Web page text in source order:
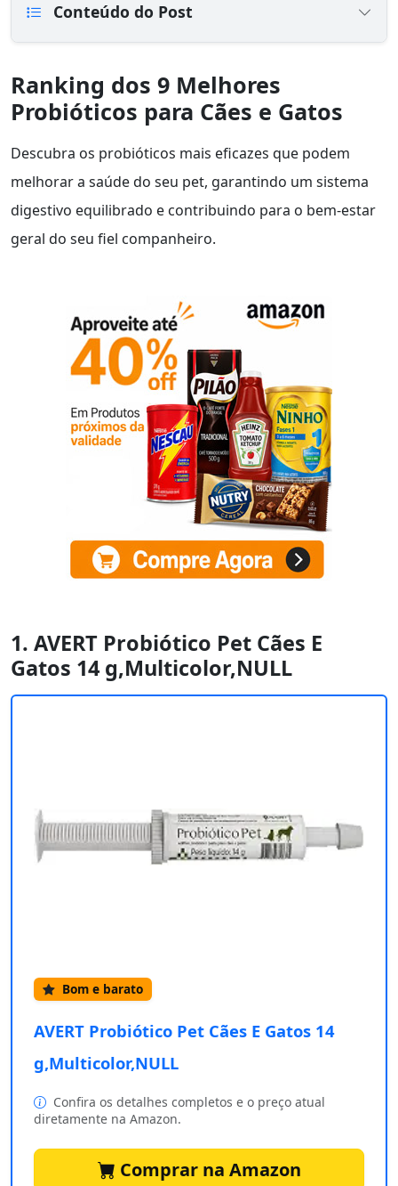
Conteúdo do Post
Ranking dos 9 Melhores
Probióticos para Cães e Gatos
Descubra os probióticos mais eficazes que podem
melhorar a saúde do seu pet, garantindo um sistema
digestivo equilibrado e contribuindo para o bem-estar
geral do seu fiel companheiro.
1. AVERT Probiótico Pet Cães E
Gatos 14 g,Multicolor,NULL
Bom e barato
AVERT Probiótico Pet Cães E Gatos 14
g,Multicolor,NULL
Confira os detalhes completos e o preço atual
diretamente na Amazon.
Comprar na Amazon